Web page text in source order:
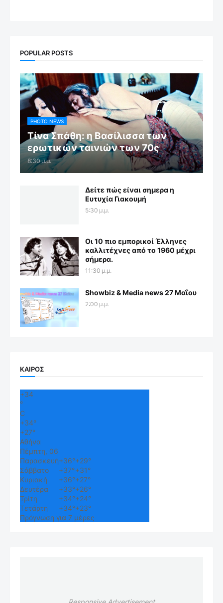
POPULAR POSTS
PHOTO NEWS
Τίνα Σπάθη: η Βασίλισσα των
ερωτικών ταινιών των 70ς
8:30 μ.μ.
Δείτε πώς είναι σημερα η
Ευτυχία Γιακουμή
5:30 μ.μ.
Οι 10 πιο εμπορικοί Έλληνες
καλλιτέχνες από το 1960 μέχρι
σήμερα.
11:30 μ.μ.
Showbiz & Media news 27 Μαΐου
2:00 μ.μ.
ΚΑΙΡΟΣ
+34
°
C
+34°
+27°
Αθήνα
Πέμπτη, 06
Παρασκευή+36°+29°
Σάββατο
+37°+31°
Κυριακή
+36°+27°
Δευτέρα
+33°+26°
Τρίτη
+34°+24°
Τετάρτη
+34°+23°
Πρόγνωση για 7 μέρες